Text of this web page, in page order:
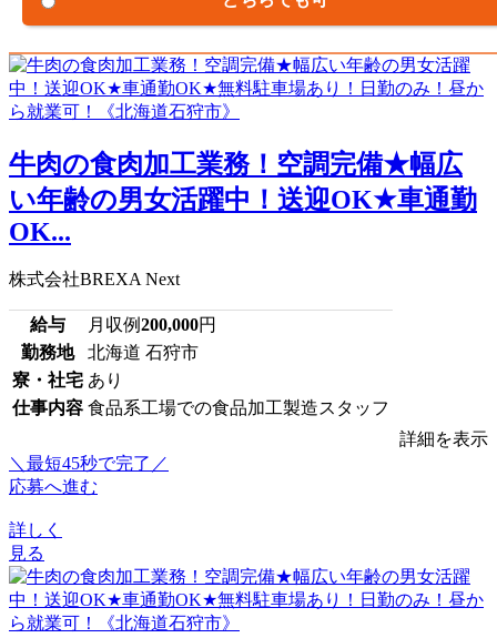
牛肉の食肉加工業務！空調完備★幅広
い年齢の男女活躍中！送迎OK★車通勤
OK...
株式会社BREXA Next
給与 月収例200,000円
勤務地
北海道 石狩市
寮・社宅 あり
仕事内容 食品系工場での食品加工製造スタッフ
詳細を表示
＼最短45秒で完了／
応募へ進む
詳しく
見る